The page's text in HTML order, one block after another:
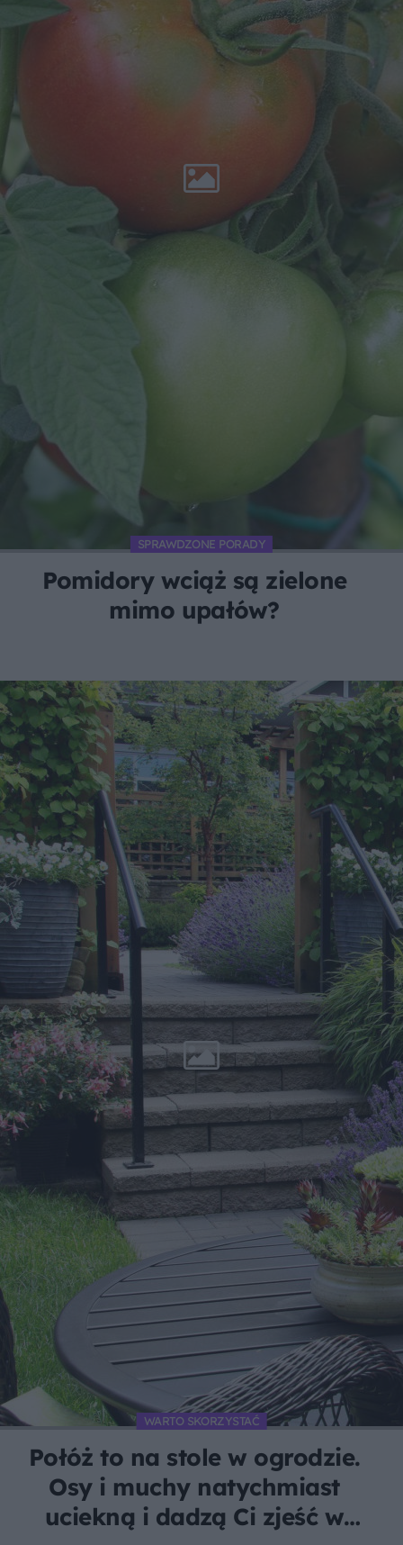
SPRAWDZONE PORADY
Pomidory wciąż są zielone
mimo upałów?
WARTO SKORZYSTAĆ
Połóż to na stole w ogrodzie.
Osy i muchy natychmiast
uciekną i dadzą Ci zjeść w